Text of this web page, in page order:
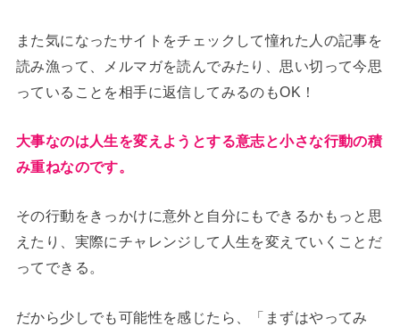
また気になったサイトをチェックして憧れた人の記事を
読み漁って、メルマガを読んでみたり、思い切って今思
っていることを相手に返信してみるのもOK！
大事なのは人生を変えようとする意志と小さな行動の積
み重ねなのです。
その行動をきっかけに意外と自分にもできるかもっと思
えたり、実際にチャレンジして人生を変えていくことだ
ってできる。
だから少しでも可能性を感じたら、「まずはやってみ